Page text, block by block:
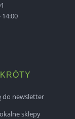
14:00
do newsletter
sklepy